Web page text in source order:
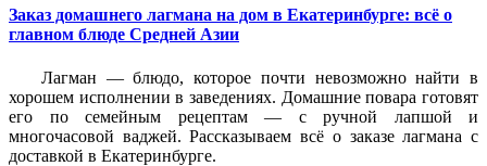
Заказ домашнего лагмана на дом в Екатеринбурге: всё о
главном блюде Средней Азии
Лагман — блюдо, которое почти невозможно найти в
хорошем исполнении в заведениях. Домашние повара готовят
его по семейным рецептам — с ручной лапшой и
многочасовой ваджей. Рассказываем всё о заказе лагмана с
доставкой в Екатеринбурге.